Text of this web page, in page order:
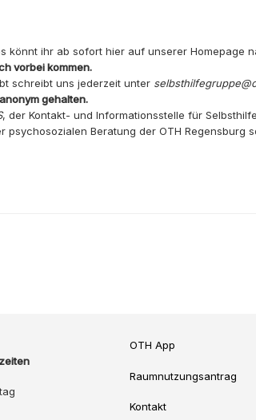
könnt ihr ab sofort hier auf unserer Homepage
vorbei kommen.
schreibt uns jederzeit unter
gehalten.
, der Kontakt- und Informationsstelle für
Beratung der OTH Regensburg
OTH App
Raumnutzungsantrag
Kontakt